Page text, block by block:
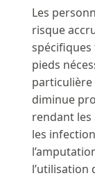
Les
risque
spécifiques
pieds
diminue
rendant
les
l’utilisation